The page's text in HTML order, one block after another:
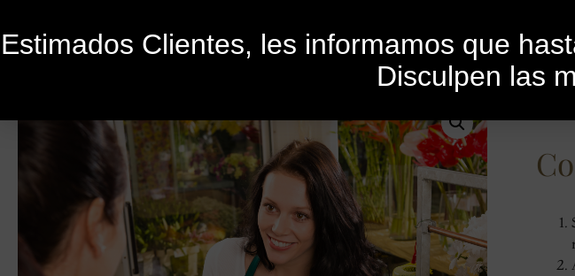
Estimados Clientes, les informamos que
Disculpen las